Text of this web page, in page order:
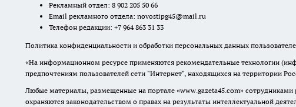
Рекламный отдел: 8 902 205 50 66
Email рекламного отдела: novostipg45@mail.ru
Телефон редакции: +7 964 863 31 33
Политика конфиденциальности и обработки персональных данных
«На информационном ресурсе применяются рекомендательные технологии
предпочтениям пользователей сети "Интернет", находящихся на территории
Любые материалы, размещенные на портале «www.gazeta45.com»
охраняются законодательством о правах на результаты интеллектуальной